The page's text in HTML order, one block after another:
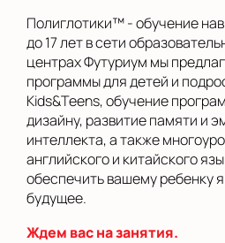
на
на
в Московской
области
Показать на
Выбрать
Полиглотики™ - обучение
до 17 лет в сети
центрах Футуриум мы
программы для детей и
Kids&Teens, обучение
дизайну, развитие памяти и
интеллекта, а также
английского и китайского
обеспечить вашему ребенку
будущее.
Ждем вас на занятия.